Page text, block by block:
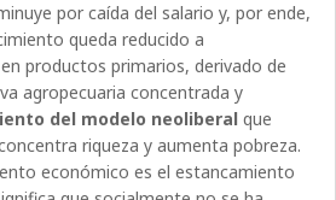
por caída del salario y, por ende,
queda reducido a
productos primarios, derivado de
agropecuaria concentrada y
del modelo neoliberal que
riqueza y aumenta pobreza.
económico es el estancamiento